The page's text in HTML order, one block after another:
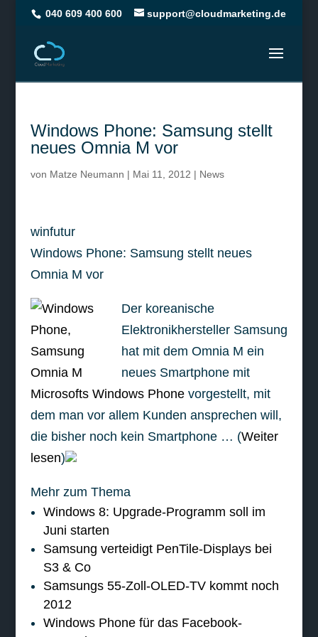
040 609 400 600 support@cloudmarketing.de
Windows Phone: Samsung stellt
neues Omnia M vor
von Matze Neumann | Mai 11, 2012 | News
winfutur
Windows Phone: Samsung stellt neues
Omnia M vor
Der koreanische
Elektronikhersteller Samsung
hat mit dem Omnia M ein
neues Smartphone mit
Microsofts Windows Phonevorgestellt, mit
dem man vor allem Kunden ansprechen will,
die bisher noch kein Smartphone … (Weiter
lesen)
Mehr zum Thema
Windows 8: Upgrade-Programm soll im
Juni starten
Samsung verteidigt PenTile-Displays bei
S3 & Co
Samsungs 55-Zoll-OLED-TV kommt noch
2012
Windows Phone für das Facebook-